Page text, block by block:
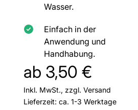
Wasser.
Einfach in der
Anwendung und
Handhabung.
ab 3,50 €
Inkl. MwSt., zzgl. Versand
Lieferzeit: ca. 1-3 Werktage